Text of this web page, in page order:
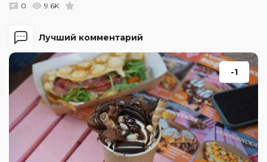
Лучший комментарий
-1
0 9.6K